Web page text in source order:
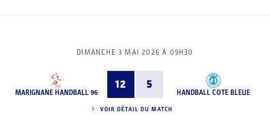
DIMANCHE 3 MAI 2026 À 09H30
MARIGNANE HANDBALL 96
12 5
HANDBALL COTE BLEUE
VOIR DÉTAIL DU MATCH